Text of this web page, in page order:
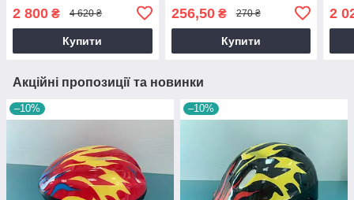
2 800 ₴ 4 620 ₴
Купити
256,50₴ 270 ₴
Купити
2
Акційні пропозиції та новинки
–10% –10%